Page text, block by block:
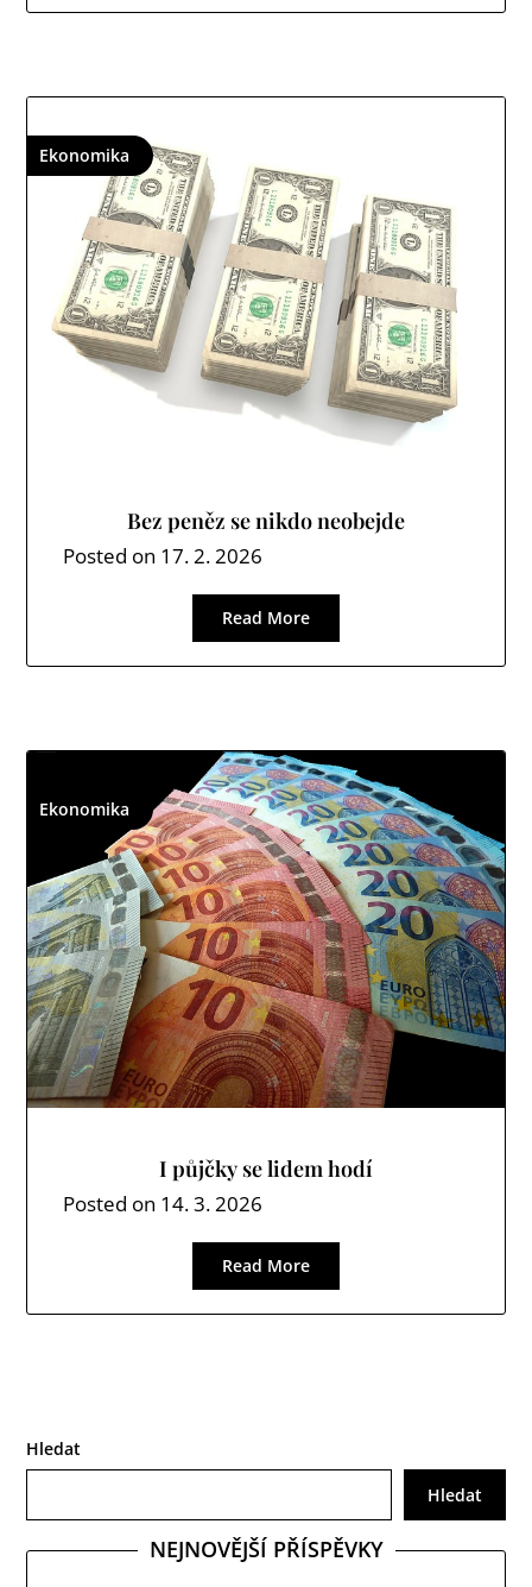
Ekonomika
Bez peněz se nikdo neobejde
Posted on 17. 2. 2026
Read More
Ekonomika
I půjčky se lidem hodí
Posted on 14. 3. 2026
Read More
Hledat
Hledat
NEJNOVĚJŠÍ PŘÍSPĚVKY